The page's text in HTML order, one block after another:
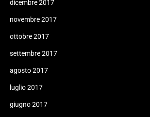
dicembre 2017
novembre 2017
ottobre 2017
settembre 2017
agosto 2017
luglio 2017
giugno 2017